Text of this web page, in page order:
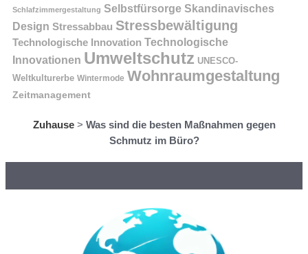
Schlafzimmergestaltung Selbstfürsorge Skandinavisches
Design Stressabbau Stressbewältigung
Technologische Innovation Technologische
Innovationen Umweltschutz UNESCO-
Weltkulturerbe Wintermode Wohnraumgestaltung
Zeitmanagement
Zuhause> Was sind die besten Maßnahmen gegen
Schmutz im Büro?